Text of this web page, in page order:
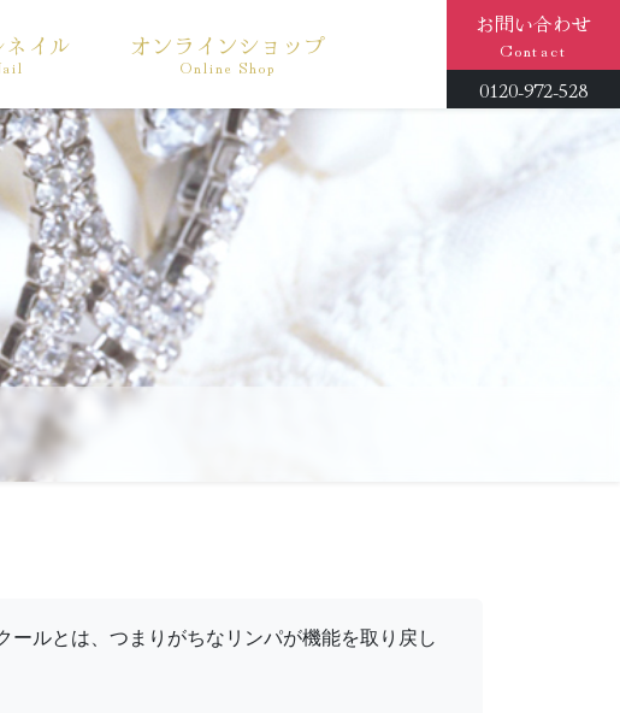
ネイル オンラインショップ
Online Shop
お問い合わせ
Contact
0120-972-528
ルとは、つまりがちなリンパが機能を取り戻し